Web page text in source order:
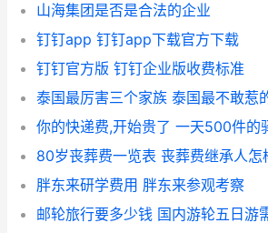
山海集团是否是合法的企业
钉钉app 钉钉app下载官方下载
钉钉官方版 钉钉企业版收费标准
泰国最厉害三个家族 泰国最不敢惹
你的快递费,开始贵了 一天500件的
胖东来研学费用 胖东来参观考察
邮轮旅行要多少钱 国内游轮五日游